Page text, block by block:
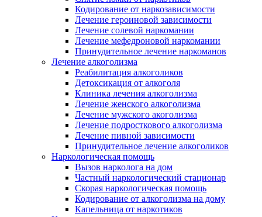
Кодирование от наркозависимости
Лечение героиновой зависимости
Лечение солевой наркомании
Лечение мефедроновой наркомании
Принудительное лечение наркоманов
Лечение алкоголизма
Реабилитация алкоголиков
Детоксикация от алкоголя
Клиника лечения алкоголизма
Лечение женского алкоголизма
Лечение мужского акоголизма
Лечение подросткового алкоголизма
Лечение пивной зависимости
Принудительное лечение алкоголиков
Наркологическая помощь
Вызов нарколога на дом
Частный наркологический стационар
Скорая наркологическая помощь
Кодирование от алкоголизма на дому
Капельница от наркотиков